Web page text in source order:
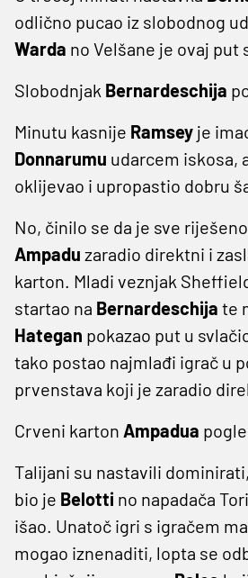
odlično pucao iz slobodnog
Warda no Velšane je ovaj put
Slobodnjak Bernardeschija
Minutu kasnije Ramsey je
Donnarumu udarcem iskosa,
oklijevao i upropastio dobru
No, činilo se da je sve
Ampadu zaradio direktni i
karton. Mladi veznjak
startao na Bernardeschija te
Hategan pokazao put u
tako postao najmlađi igrač u
prvenstava koji je zaradio
Crveni karton Ampadua
Talijani su nastavili
bio je Belotti no napadača
išao. Unatoč igri s igračem
mogao iznenaditi, lopta se